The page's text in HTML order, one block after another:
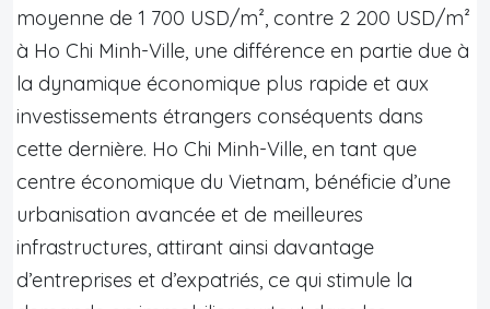
moyenne de 1 700 USD/m², contre 2 200 USD/m²
à Ho Chi Minh-Ville, une différence en partie due à
la dynamique économique plus rapide et aux
investissements étrangers conséquents dans
cette dernière. Ho Chi Minh-Ville, en tant que
centre économique du Vietnam, bénéficie d’une
urbanisation avancée et de meilleures
infrastructures, attirant ainsi davantage
d’entreprises et d’expatriés, ce qui stimule la